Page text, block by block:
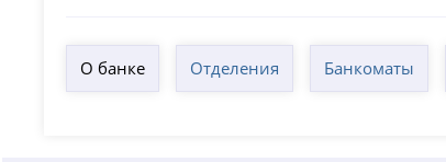
О банке Отделения Банкоматы